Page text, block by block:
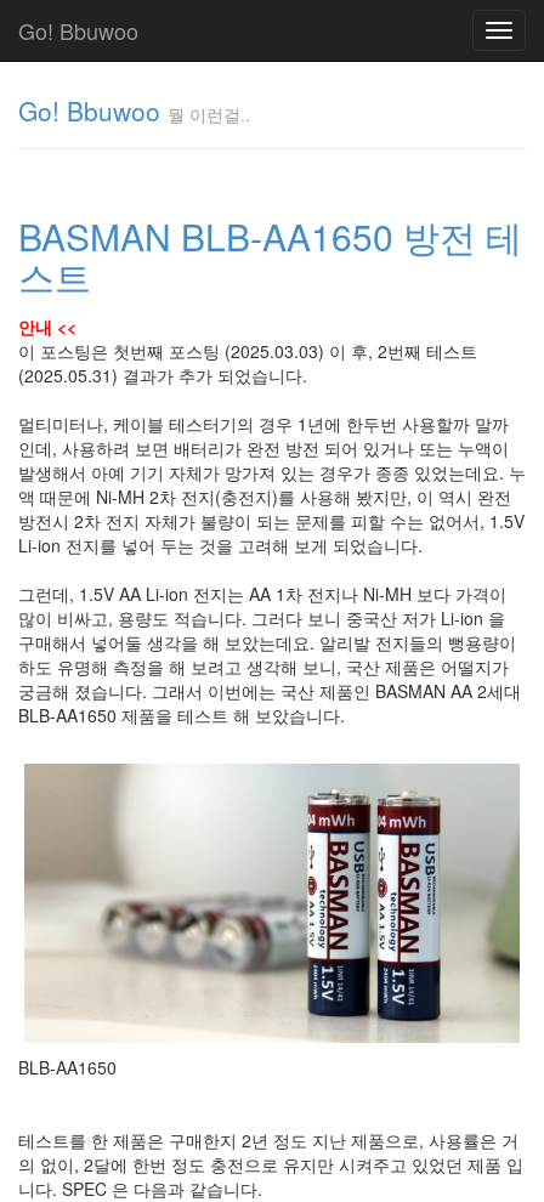
Go! Bbuwoo
Go! Bbuwoo 뭘 이런걸..
BASMAN BLB-AA1650 방전 테
스트
안내 <<
이 포스팅은 첫번째 포스팅 (2025.03.03) 이 후, 2번째 테스트
(2025.05.31) 결과가 추가 되었습니다.
멀티미터나, 케이블 테스터기의 경우 1년에 한두번 사용할까 말까
인데, 사용하려 보면 배터리가 완전 방전 되어 있거나 또는 누액이
발생해서 아예 기기 자체가 망가져 있는 경우가 종종 있었는데요. 누
액 때문에 Ni-MH 2차 전지(충전지)를 사용해 봤지만, 이 역시 완전
방전시 2차 전지 자체가 불량이 되는 문제를 피할 수는 없어서, 1.5V
Li-ion 전지를 넣어 두는 것을 고려해 보게 되었습니다.
그런데, 1.5V AA Li-ion 전지는 AA 1차 전지나 Ni-MH 보다 가격이
많이 비싸고, 용량도 적습니다. 그러다 보니 중국산 저가 Li-ion 을
구매해서 넣어둘 생각을 해 보았는데요. 알리발 전지들의 뻥용량이
하도 유명해 측정을 해 보려고 생각해 보니, 국산 제품은 어떨지가
궁금해 졌습니다. 그래서 이번에는 국산 제품인 BASMAN AA 2세대
BLB-AA1650 제품을 테스트 해 보았습니다.
BLB-AA1650
테스트를 한 제품은 구매한지 2년 정도 지난 제품으로, 사용률은 거
의 없이, 2달에 한번 정도 충전으로 유지만 시켜주고 있었던 제품 입
니다. SPEC 은 다음과 같습니다.
걸..
김
정
균
Tag
안
녕
리
스
AnNyung
Firefox
L10N
iPutty
AnNyung
Find!